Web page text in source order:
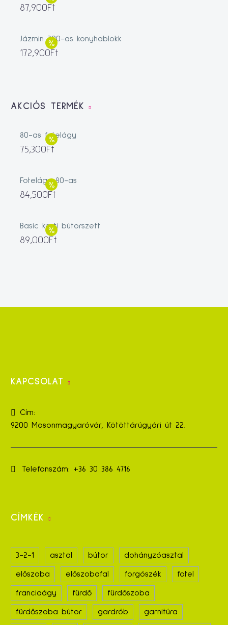
87,900Ft
Jázmin 200-as konyhablokk
172,900Ft
AKCIÓS TERMÉK
80-as fotelágy
75,300Ft
Fotelágy 80-as
84,500Ft
Basic kerti bútorszett
89,000Ft
KAPCSOLAT
Cím:
9200 Mosonmagyaróvár, Kötöttárúgyári út 22.
Telefonszám: +36 30 386 4716
CÍMKÉK
3-2-1 asztal bútor dohányzóasztal
előszoba előszobafal forgószék fotel
franciaágy fürdő fürdőszoba
fürdőszoba bútor gardrób garnitúra